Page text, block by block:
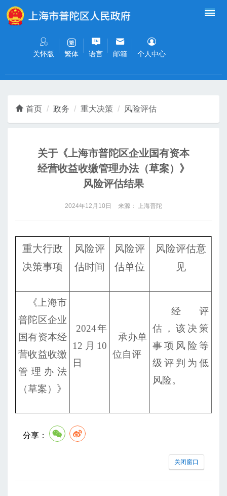
无障碍操作说明
关怀版 繁体 语言 邮箱 个人中心
首页 政务 重大决策 风险评估
关于《上海市普陀区企业国有资本
经营收益收缴管理办法（草案）》
风险评估结果
2024年12月10日 来源： 上海普陀
重大行政
决策事项
风险评
估时间
风险评
估单位
风险评估意
见
《上海市
普陀区企业
国有资本经
营收益收缴
管理办法
（草案）》
2024年
12月10
日
承办单
位自评
经评
估，该决策
事项风险等
级评判为低
风险。
分享：
关闭窗口